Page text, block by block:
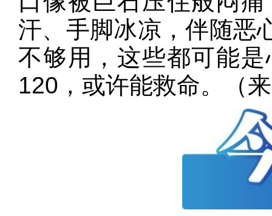
汗、手脚冰凉，伴随恶
不够用，这些都可能
120，或许能救命。（